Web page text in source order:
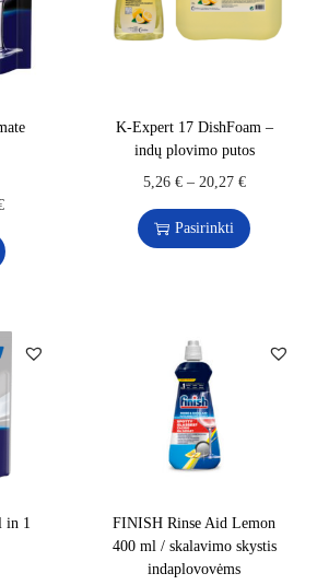
K-Expert 17 DishFoam –
indų plovimo putos
5,26 €– 20,27 €
Pasirinkti
in 1
FINISH Rinse Aid Lemon
400 ml / skalavimo skystis
indaplovovėms